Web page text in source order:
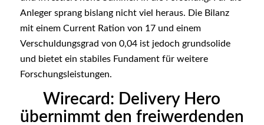
Anleger sprang bislang nicht viel heraus. Die Bilanz
mit einem Current Ration von 17 und einem
Verschuldungsgrad von 0,04 ist jedoch grundsolide
und bietet ein stabiles Fundament für weitere
Forschungsleistungen.
Wirecard: Delivery Hero
übernimmt den freiwerdenden